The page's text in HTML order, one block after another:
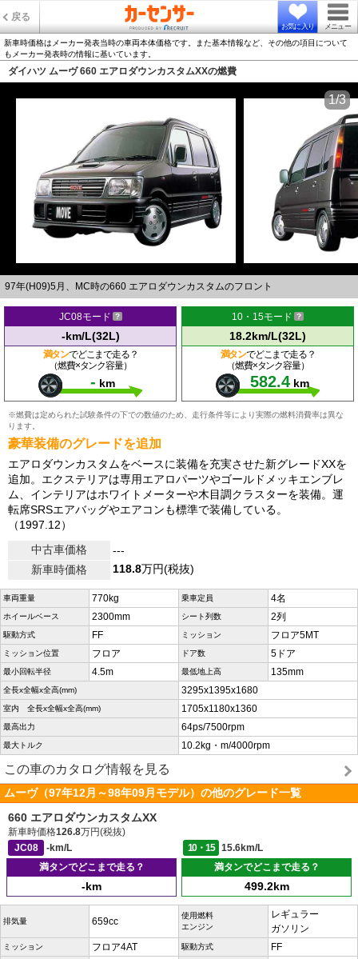
戻る
お気に入り メニュー
新車時価格はメーカー発表当時の車両本体価格です。また基本情報など、その他の項目について
もメーカー発表時の情報に基いています。
ダイハツ ムーヴ 660 エアロダウンカスタムXXの燃費
97年(H09)5月、MC時の660 エアロダウンカスタムのフロント
1/3
JC08モード
-km/L(32L)
満タンでどこまで走る？
（燃費×タンク容量）
- km
10・15モード
18.2km/L(32L)
満タンでどこまで走る？
（燃費×タンク容量）
582.4 km
※燃費は定められた試験条件の下での数値のため、走行条件等により実際の燃料消費率は異な
ります。
豪華装備のグレードを追加
エアロダウンカスタムをベースに装備を充実させた新グレードXXを
追加。エクステリアは専用エアロパーツやゴールドメッキエンブレ
ム、インテリアはホワイトメーターや木目調クラスターを装備。運
転席SRSエアバッグやエアコンも標準で装備している。
（1997.12）
中古車価格
---
新車時価格
118.8万円(税抜)
車両重量 770kg 乗車定員 4名
ホイールベース 2300mm シート列数 2列
駆動方式 FF ミッション フロア5MT
ミッション位置 フロア ドア数 5ドア
最小回転半径 4.5m 最低地上高 135mm
全長x全幅x全高(mm) 3295x1395x1680
室内 全長x全幅x全高(mm) 1705x1180x1360
最高出力 64ps/7500rpm
最大トルク 10.2kg・m/4000rpm
この車のカタログ情報を見る
ムーヴ（97年12月～98年09月モデル）の他のグレード一覧
660 エアロダウンカスタムXX
新車時価格126.8万円(税抜)
JC08
-km/L 10・15
15.6km/L
満タンでどこまで走る？
-km
満タンでどこまで走る？
499.2km
排気量 659cc
使用燃料
エンジン
レギュラー
ガソリン
ミッション フロア4AT 駆動方式 FF